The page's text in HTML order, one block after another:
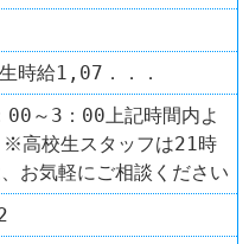
時給1,07．．．
～3：00上記時間内よ
※高校生スタッフは21時
お気軽にご相談ください